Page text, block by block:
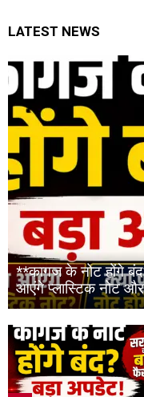
LATEST NEWS
**कागज के नोट होंगे
आएंगे प्लास्टिक नोट और